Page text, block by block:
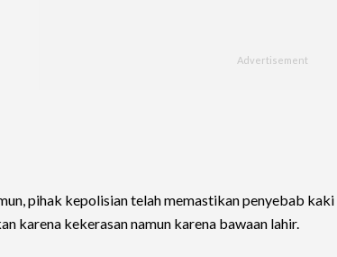
pihak kepolisian telah memastikan penyebab
karena kekerasan namun karena bawaan lahir.